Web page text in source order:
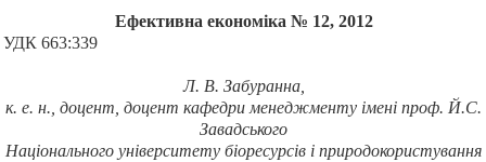
Ефективна економіка № 12, 2012
УДК 663:339
Л. В. Забуранна,
к. е. н., доцент, доцент кафедри менеджменту імені проф. Й.С.
Завадського
Національного університету біоресурсів і природокористування